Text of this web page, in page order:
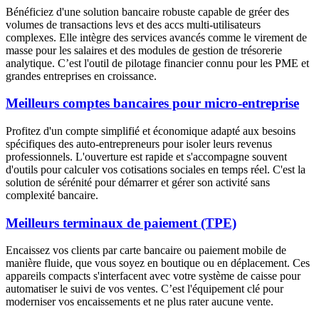
Bénéficiez d'une solution bancaire robuste capable de gréer des
volumes de transactions levs et des accs multi-utilisateurs
complexes. Elle intègre des services avancés comme le virement de
masse pour les salaires et des modules de gestion de trésorerie
analytique. C’est l'outil de pilotage financier connu pour les PME et
grandes entreprises en croissance.
Meilleurs comptes bancaires pour micro-entreprise
Profitez d'un compte simplifié et économique adapté aux besoins
spécifiques des auto-entrepreneurs pour isoler leurs revenus
professionnels. L'ouverture est rapide et s'accompagne souvent
d'outils pour calculer vos cotisations sociales en temps réel. C'est la
solution de sérénité pour démarrer et gérer son activité sans
complexité bancaire.
Meilleurs terminaux de paiement (TPE)
Encaissez vos clients par carte bancaire ou paiement mobile de
manière fluide, que vous soyez en boutique ou en déplacement. Ces
appareils compacts s'interfacent avec votre système de caisse pour
automatiser le suivi de vos ventes. C’est l'équipement clé pour
moderniser vos encaissements et ne plus rater aucune vente.